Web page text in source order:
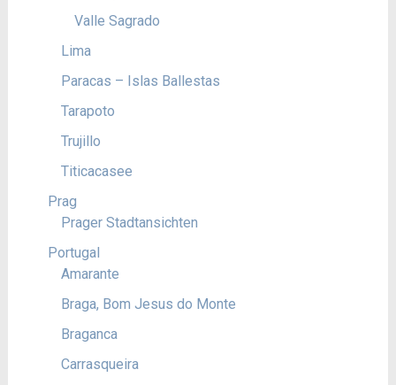
Valle Sagrado
Lima
Paracas – Islas Ballestas
Tarapoto
Trujillo
Titicacasee
Prag
Prager Stadtansichten
Portugal
Amarante
Braga, Bom Jesus do Monte
Braganca
Carrasqueira